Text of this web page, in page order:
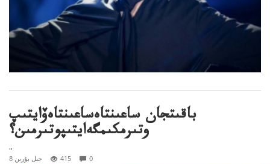
باقىتجان ساعىنتاەساعىنتاەۆايتىپ
وتىرمكىمگەايتىپوتىرمىن؟
..
8 جىل بۇرىن 415 0